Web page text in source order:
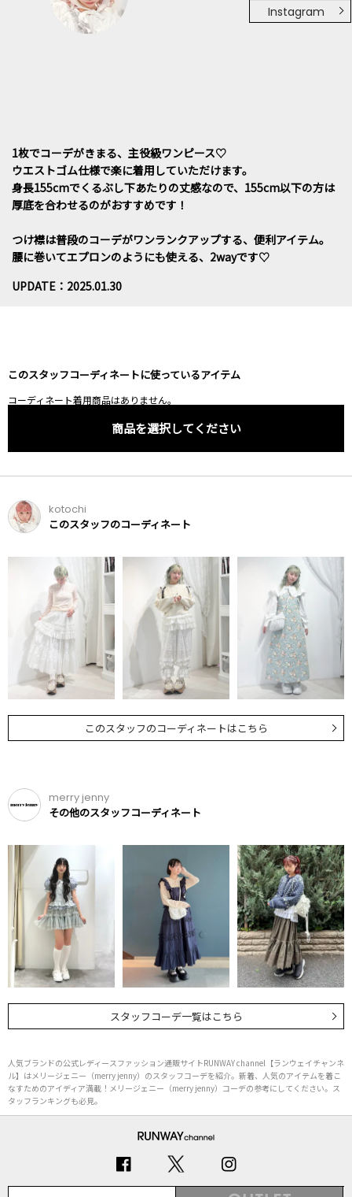
Instagram
1枚でコーデがきまる、主役級ワンピース♡
ウエストゴム仕様で楽に着用していただけます。
身長155cmでくるぶし下あたりの丈感なので、155cm以下の方は
厚底を合わせるのがおすすめです！
つけ襟は普段のコーデがワンランクアップする、便利アイテム。
腰に巻いてエプロンのようにも使える、2wayです♡
UPDATE：2025.01.30
このスタッフコーディネートに使っているアイテム
コーディネート着用商品はありません。
商品を選択してください
kotochi
このスタッフのコーディネート
このスタッフのコーディネートはこちら
merry jenny
その他のスタッフコーディネート
スタッフコーデ一覧はこちら
人気ブランドの公式レディースファッション通販サイトRUNWAY channel【ランウェイチャンネ
ル】はメリージェニー（merry jenny）のスタッフコーデを紹介。新着、人気のアイテムを着こ
なすためのアイディア満載！メリージェニー（merry jenny）コーデの参考にしてください。ス
タッフランキングも必見。